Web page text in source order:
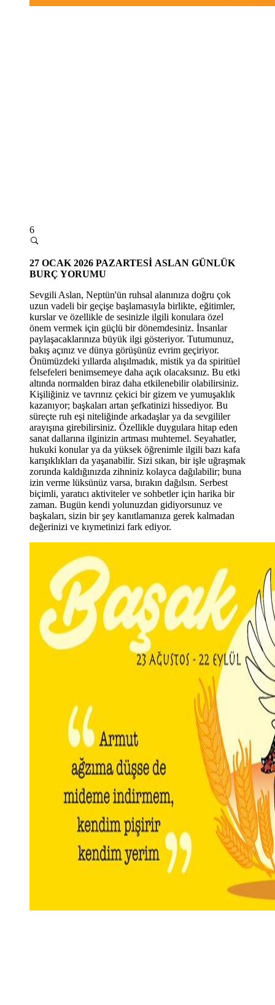
6
27 OCAK 2026 PAZARTESİ ASLAN GÜNLÜK
BURÇ YORUMU
Sevgili Aslan, Neptün'ün ruhsal alanınıza doğru çok
uzun vadeli bir geçişe başlamasıyla birlikte, eğitimler,
kurslar ve özellikle de sesinizle ilgili konulara özel
önem vermek için güçlü bir dönemdesiniz. İnsanlar
paylaşacaklarınıza büyük ilgi gösteriyor. Tutumunuz,
bakış açınız ve dünya görüşünüz evrim geçiriyor.
Önümüzdeki yıllarda alışılmadık, mistik ya da spiritüel
felsefeleri benimsemeye daha açık olacaksınız. Bu etki
altında normalden biraz daha etkilenebilir olabilirsiniz.
Kişiliğiniz ve tavrınız çekici bir gizem ve yumuşaklık
kazanıyor; başkaları artan şefkatinizi hissediyor. Bu
süreçte ruh eşi niteliğinde arkadaşlar ya da sevgililer
arayışına girebilirsiniz. Özellikle duygulara hitap eden
sanat dallarına ilginizin artması muhtemel. Seyahatler,
hukuki konular ya da yüksek öğrenimle ilgili bazı kafa
karışıklıkları da yaşanabilir. Sizi sıkan, bir işle uğraşmak
zorunda kaldığınızda zihniniz kolayca dağılabilir; buna
izin verme lüksünüz varsa, bırakın dağılsın. Serbest
biçimli, yaratıcı aktiviteler ve sohbetler için harika bir
zaman. Bugün kendi yolunuzdan gidiyorsunuz ve
başkaları, sizin bir şey kanıtlamanıza gerek kalmadan
değerinizi ve kıymetinizi fark ediyor.